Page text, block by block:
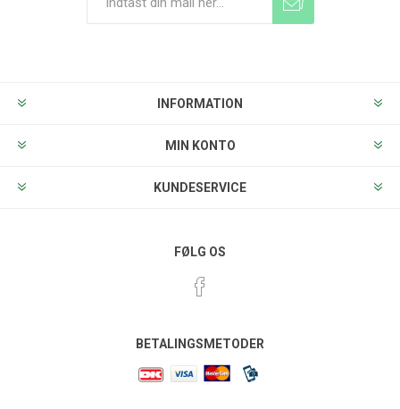
INFORMATION
MIN KONTO
KUNDESERVICE
FØLG OS
BETALINGSMETODER